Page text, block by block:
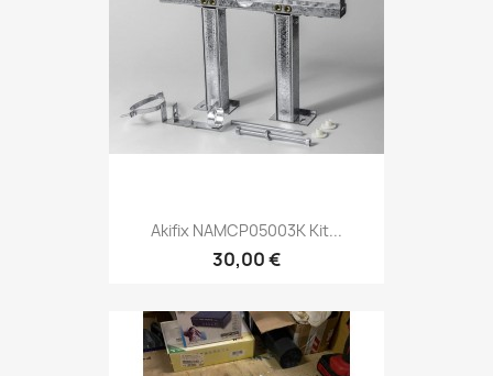
Akifix NAMCP05003K Kit...
30,00 €